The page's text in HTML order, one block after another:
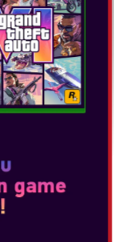
ένα σετ από
έχετε τη